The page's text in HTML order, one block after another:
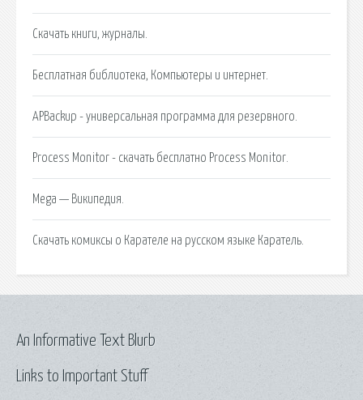
Скачать книги, журналы.
Бесплатная библиотека, Компьютеры и интернет.
APBackup - универсальная программа для резервного.
Process Monitor - скачать бесплатно Process Monitor.
Mega — Википедия.
Скачать комиксы о Карателе на русском языке Каратель.
Links to Important Stuff
An Informative Text Blurb